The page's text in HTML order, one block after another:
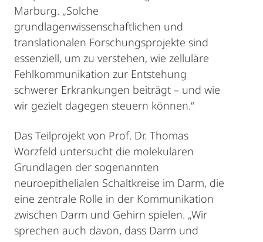
Marburg. „Solche
grundlagenwissenschaftlichen und
translationalen Forschungsprojekte sind
essenziell, um zu verstehen, wie zelluläre
Fehlkommunikation zur Entstehung
schwerer Erkrankungen beiträgt – und wie
wir gezielt dagegen steuern können.“
Das Teilprojekt von Prof. Dr. Thomas
Worzfeld untersucht die molekularen
Grundlagen der sogenannten
neuroepithelialen Schaltkreise im Darm, die
eine zentrale Rolle in der Kommunikation
zwischen Darm und Gehirn spielen. „Wir
sprechen auch davon, dass Darm und